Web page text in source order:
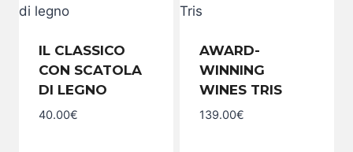
IL CLASSICO
CON SCATOLA
DI LEGNO
40.00€
Il
AWARD-
WINNING
WINES TRIS
139.00€
Award-